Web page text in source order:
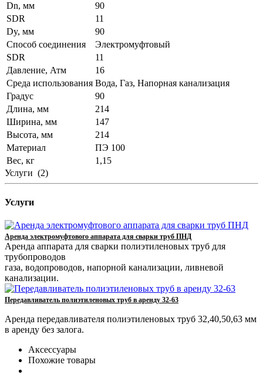
Dn, мм
90
SDR
11
Dy, мм
90
Способ соединения
Электромуфтовый
SDR
11
Давление, Атм
16
Среда использования Вода, Газ, Напорная канализация
Градус
90
Длина, мм
214
Ширина, мм
147
Высота, мм
214
Материал
ПЭ 100
Вес, кг
1,15
Услуги (2)
Услуги
Аренда электромуфтового аппарата для сварки труб ПНД
Аренда аппарата для сварки полиэтиленовых труб для
трубопроводов
газа, водопроводов, напорной канализации, ливневой
канализации.
Передавливатель полиэтиленовых труб в аренду 32-63
Аренда передавливателя полиэтиленовых труб 32,40,50,63 мм
в аренду без залога.
Аксессуары
Похожие товары